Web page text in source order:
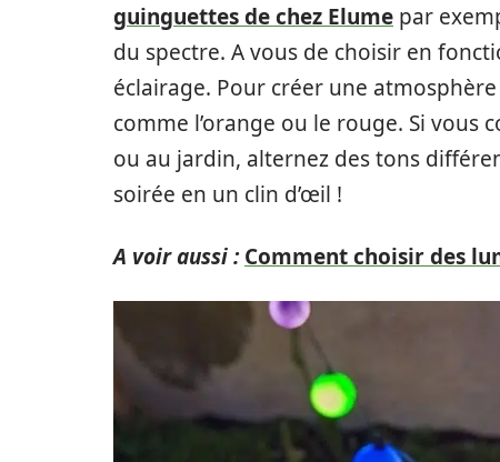
guinguettes de chez Elume par
du spectre. A vous de choisir en
éclairage. Pour créer une
comme l’orange ou le rouge. Si
ou au jardin, alternez des tons
soirée en un clin d’œil !
A voir aussi : Comment choisir des